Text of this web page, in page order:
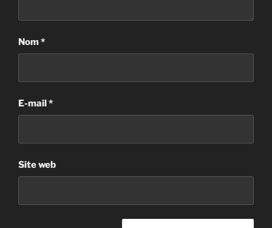
Nom*
E-mail*
Site web